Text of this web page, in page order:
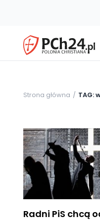
Strona główna TAG:
Radni PiS chcą